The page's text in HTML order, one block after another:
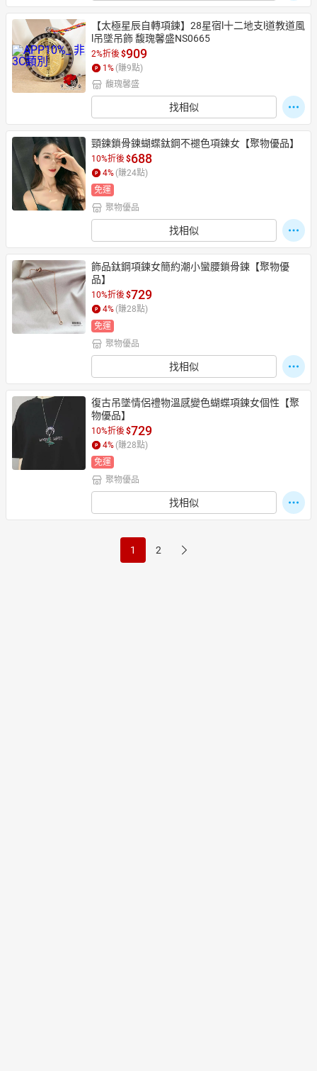
【太極星辰自轉項鍊】28星宿l十二地支l道教道風
l吊墜吊飾 馥瑰馨盛NS0665
2%折後$909
1 % (賺9點)
馥瑰馨盛
找相似
頸鍊鎖骨鍊蝴蝶鈦鋼不褪色項鍊女【聚物優品】
10%折後$688
4% (賺24點)
免運
聚物優品
找相似
飾品鈦鋼項鍊女簡約潮小蠻腰鎖骨鍊【聚物優
品】
10%折後$729
4% (賺28點)
免運
聚物優品
找相似
復古吊墜情侶禮物溫感變色蝴蝶項鍊女個性【聚
物優品】
10%折後$729
4% (賺28點)
免運
聚物優品
找相似
1 2